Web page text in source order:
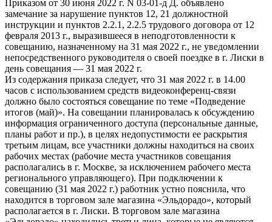
Приказом от 30 июня 2022 г. N 03-01-д Д. объявлено
замечание за нарушение пунктов 12, 21 должностной
инструкции и пунктов 2.2.1, 2.2.5 трудового договора от 12
февраля 2013 г., выразившееся в неподготовленности к
совещанию, назначенному на 31 мая 2022 г., не уведомлении
непосредственного руководителя о своей поездке в г. Лиски в
день совещания — 31 мая 2022 г.
Из содержания приказа следует, что 31 мая 2022 г. в 14.00
часов с использованием средств видеоконференц-связи
должно было состояться совещание по теме «Подведение
итогов (май)». На совещании планировалась к обсуждению
информация ограниченного доступа (персональные данные,
планы работ и пр.), в целях недопустимости ее раскрытия
третьим лицам, все участники должны находиться на своих
рабочих местах (рабочие места участников совещания
располагались в г. Москве, за исключением рабочего места
регионального управляющего). При подключении к
совещанию (31 мая 2022 г.) работник устно пояснила, что
находится в торговом зале магазина «Эльдорадо», который
располагается в г. Лиски. В торговом зале магазина